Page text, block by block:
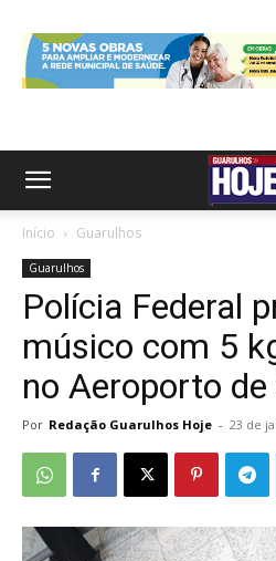
Início Guarulhos
Guarulhos
Polícia Federal
músico com 5
no Aeroporto
Por Redação Guarulhos Hoje - 23 de